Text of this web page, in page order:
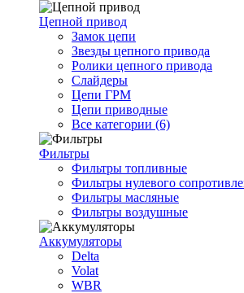
Цепной привод
Замок цепи
Звезды цепного привода
Ролики цепного привода
Слайдеры
Цепи ГРМ
Цепи приводные
Все категории (6)
Фильтры
Фильтры топливные
Фильтры нулевого
Фильтры масляные
Фильтры воздушные
Аккумуляторы
Delta
Volat
WBR